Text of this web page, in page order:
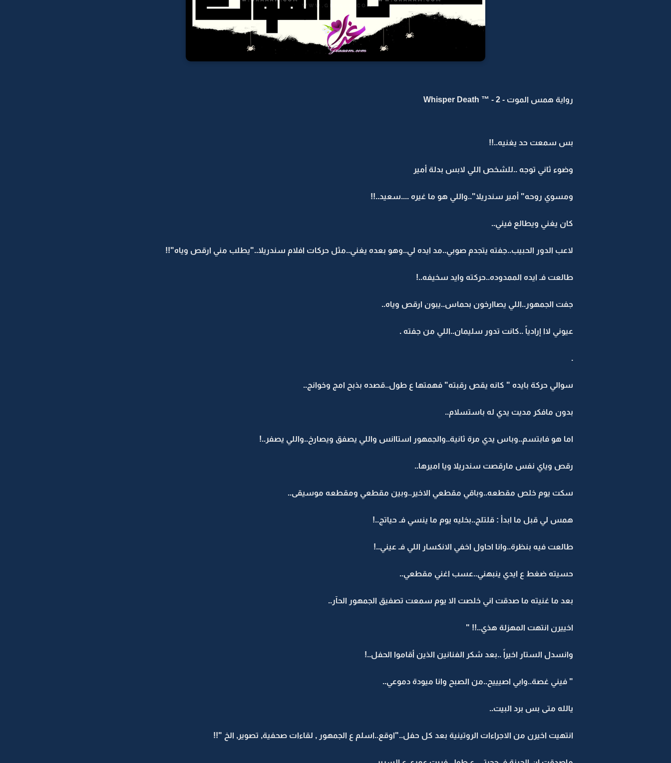
رواية همس الموت - Whisper Death ™ - 2
بس سمعت حد يغنيه..!!
وضوء ثاني توجه ..للشخص اللي لابس بدلة أمير
ومسوي روحه" أمير سندريلا"..واللي هو ما غيره ....سعيد..!!
كان يغني ويطالع فيني..
لاعب الدور الحبيب..جفته يتجدم صوبي..مد ايده لي..وهو بعده يغني..مثل حركات افلام سندريلا.."يطلب مني ارقص وياه"!!
طالعت فـ ايده الممدوده..حركته وايد سخيفه..!
جفت الجمهور..اللي يصاارخون بحماس..يبون ارقص وياه..
عيوني لاا إرادياً ..كانت تدور سليمان..اللي من جفته .
.
سوالي حركة بايده " كانه يقص رقبته" فهمتها ع طول..قصده بذبح امج وخوانج..
بدون مافكر مديت يدي له باستسلام..
اما هو فابتسم..وباس يدي مرة ثانية..والجمهور استاانس واللي يصفق ويصارخ..واللي يصفر..!
رقص وياي نفس مارقصت سندريلا ويا اميرها..
سكت يوم خلص مقطعه..وباقي مقطعي الاخير..وبين مقطعي ومقطعه موسيقى..
همس لي قبل ما ابدأ : قلتلج..بخليه يوم ما ينسي فـ حياتج..!
طالعت فيه بنظرة..وانا احاول اخفي الانكسار اللي فـ عيني..!
حسيته ضغط ع ايدي ينبهني..عسب اغني مقطعي..
بعد ما غنيته ما صدقت اني خلصت الا يوم سمعت تصفيق الجمهور الحآر..
اخييرن انتهت المهزلة هذي..!! "
وانسدل الستار اخيراً ..بعد شكر الفنانين الذين أقاموا الحفل..!
" فيني غصة..وابي اصيييح..من الصبح وانا ميودة دموعي..
يالله متى بس برد البيت..
انتهيت اخيرن من الاجراءات الروتينية بعد كل حفل.."اوقع..اسلم ع الجمهور , لقاءات صحفية, تصوير, الخ "!!